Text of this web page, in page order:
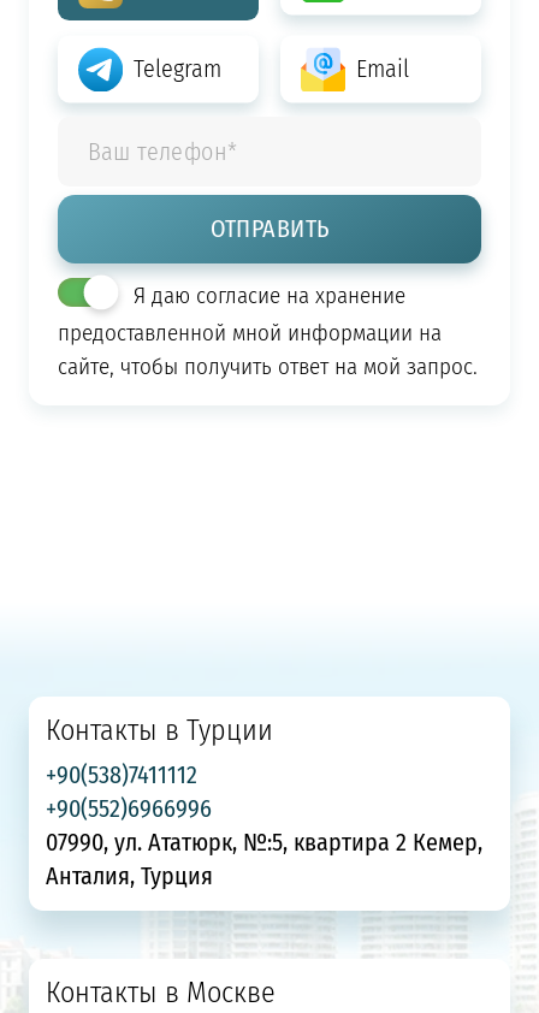
Telegram Email
Я даю согласие на хранение
предоставленной мной информации на
сайте, чтобы получить ответ на мой запрос.
Контакты в Турции
+90(538)7411112
+90(552)6966996
07990, ул. Ататюрк, №:5, квартира 2 Кемер,
Анталия, Турция
Контакты в Москве